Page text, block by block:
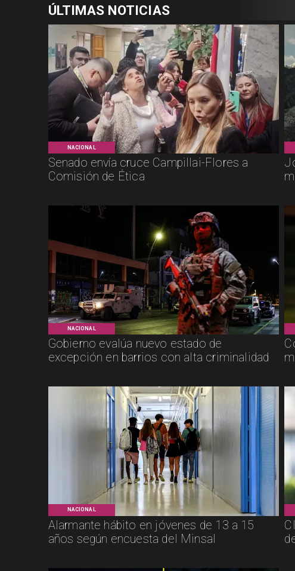
NACIONAL
Senado envía cruce Campillai-Flores a
Comisión de Ética
NACIONAL
Gobierno evalúa nuevo estado de
excepción en barrios con alta criminalidad
NACIONAL
Alarmante hábito en jóvenes de 13 a 15
años según encuesta del Minsal
ÚLTIMAS NOTICIAS